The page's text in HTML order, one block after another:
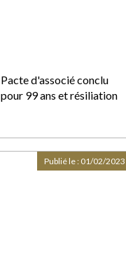
Pacte d'associé conclu
pour 99 ans et résiliation
Publié le : 01/02/2023